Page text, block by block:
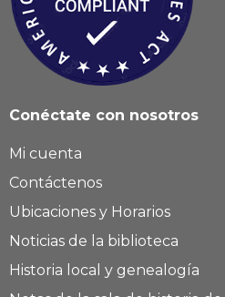
Conéctate con nosotros
Mi cuenta
Contáctenos
Ubicaciones y Horarios
Noticias de la biblioteca
Historia local y genealogía